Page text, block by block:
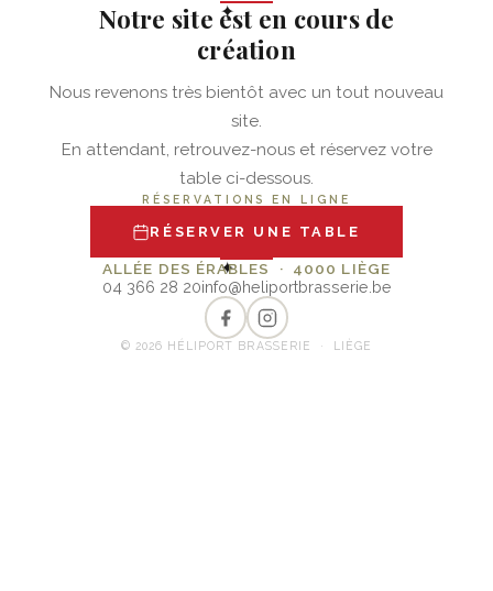
✦
Notre site est en cours de
création
Nous revenons très bientôt avec un tout nouveau
site.
En attendant, retrouvez-nous et réservez votre
table ci-dessous.
RÉSERVATIONS EN LIGNE
RÉSERVER UNE TABLE
✦
ALLÉE DES ÉRABLES · 4000 LIÈGE
04 366 28 20info@heliportbrasserie.be
© 2026 HÉLIPORT BRASSERIE · LIÈGE